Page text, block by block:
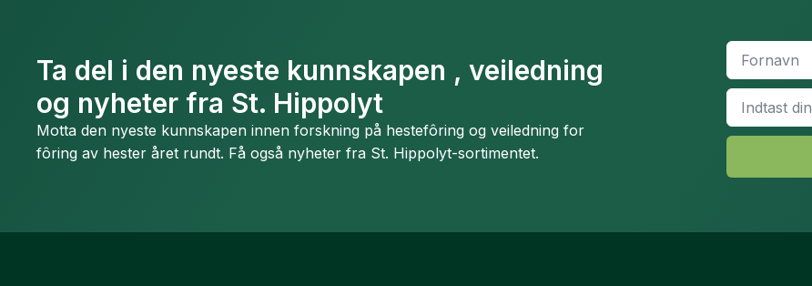
Ta del i den nyeste kunnskapen , veiledning
og nyheter fra St. Hippolyt
Motta den nyeste kunnskapen innen forskning på hestefôring og veiledning for
fôring av hester året rundt. Få også nyheter fra St. Hippolyt-sortimentet.
Fornavn
Email